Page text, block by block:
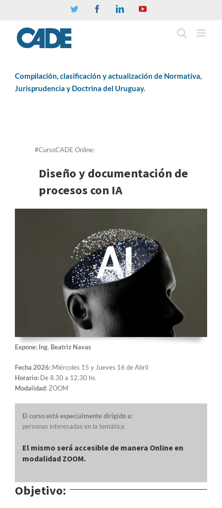
Twitter FacebookLinkedinYouTube
Compilación, clasificación y actualización de Normativa,
Jurisprudencia y Doctrina del Uruguay.
#CursoCADE Online:
Diseño y documentación de
procesos con IA
Expone: Ing. Beatriz Navas
Fecha 2026: Miércoles 15 y Jueves 16 de Abril
Horario: De 8.30 a 12.30 hs.
Modalidad: ZOOM
El curso está especialmente dirigido a:
personas interesadas en la temática
El mismo será accesible de manera Online en
modalidad ZOOM.
Objetivo: